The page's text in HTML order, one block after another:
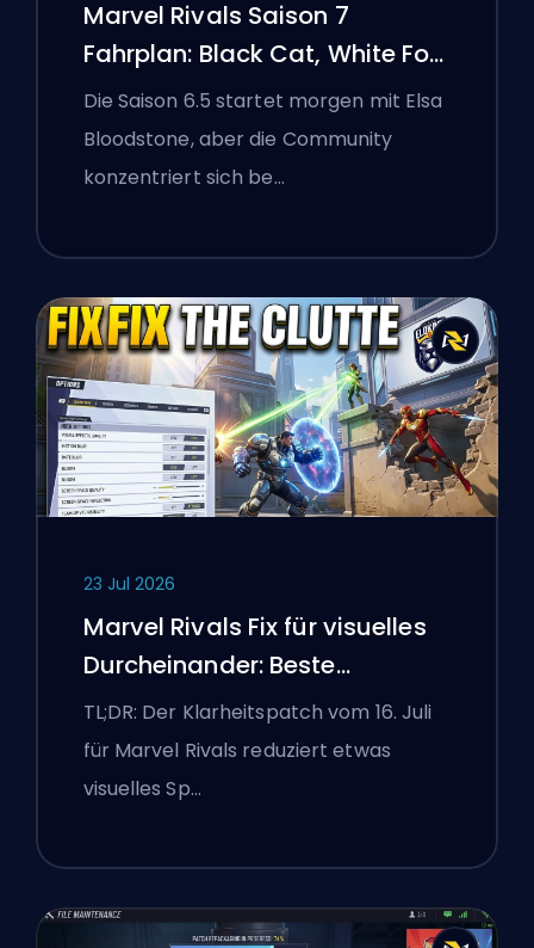
Marvel Rivals Saison 7
Fahrplan: Black Cat, White Fox
und das Monsters Take
Manhattan Event
Die Saison 6.5 startet morgen mit Elsa
Bloodstone, aber die Community
konzentriert sich be…
23 Jul 2026
Marvel Rivals Fix für visuelles
Durcheinander: Beste
wettbewerbsorientierte
Einstellungen nach dem Patch
vom 16. Juli
TL;DR: Der Klarheitspatch vom 16. Juli
für Marvel Rivals reduziert etwas
visuelles Sp…